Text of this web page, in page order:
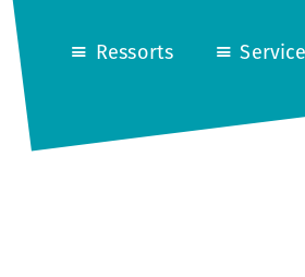
Ressorts Service